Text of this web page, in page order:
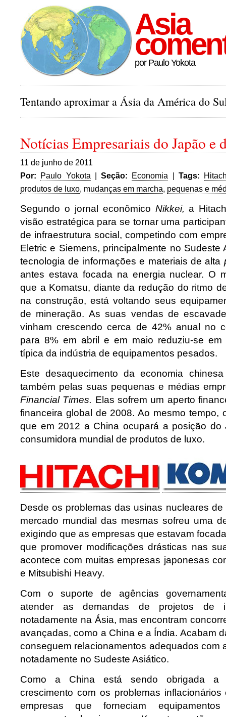
Asia
por Paulo Yokota
Tentando aproximar a Ásia da América do
Notícias Empresariais do Japão e
11 de junho de 2011
Por: Paulo Yokota |Seção: Economia | Tags:
produtos de luxo, mudanças em marcha, pequenas e
Segundo o jornal econômico Nikkei,a
visão estratégica para se tornar uma
de infraestrutura social, competindo com
Eletric e Siemens, principalmente no Sudeste
tecnologia de informações e materiais de alta
antes estava focada na energia nuclear. O
que a Komatsu, diante da redução do ritmo
na construção, está voltando seus
de mineração. As suas vendas de
vinham crescendo cerca de 42% anual no
para 8% em abril e em maio reduziu-se em
típica da indústria de equipamentos pesados.
Este desaquecimento da economia
também pelas suas pequenas e médias
Financial Times. Elas sofrem um aperto
financeira global de 2008. Ao mesmo tempo,
que em 2012 a China ocupará a posição do
consumidora mundial de produtos de luxo.
Desde os problemas das usinas nucleares
mercado mundial das mesmas sofreu uma
exigindo que as empresas que estavam
que promover modificações drásticas nas
acontece com muitas empresas japonesas
e Mitsubishi Heavy.
Com o suporte de agências
atender as demandas de projetos de
notadamente na Ásia, mas encontram
avançadas, como a China e a Índia. Acabam
conseguem relacionamentos adequados com
notadamente no Sudeste Asiático.
Como a China está sendo obrigada a
crescimento com os problemas
empresas que forneciam